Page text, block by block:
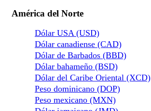
América del Norte
Dólar USA (USD)
Dólar canadiense (CAD)
Dólar de Barbados (BBD)
Dólar bahameño (BSD)
Dólar del Caribe Oriental (XCD)
Peso dominicano (DOP)
Peso mexicano (MXN)